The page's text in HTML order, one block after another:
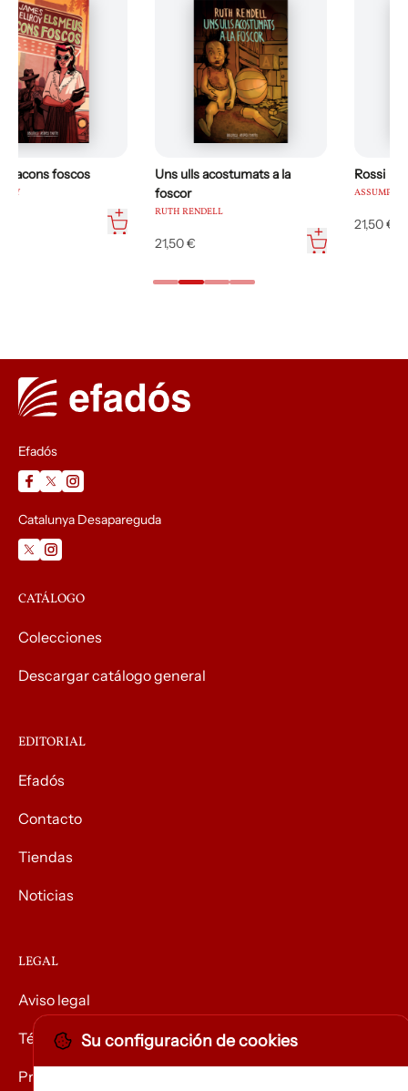
Rossi Negra i criminal
Efadós
Catalunya Desapareguda
CATÁLOGO
Colecciones
Descargar catálogo general
EDITORIAL
Efadós
Contacto
Tiendas
Noticias
LEGAL
Aviso legal
Términos y condiciones
Privacidad
Su configuración de cookies